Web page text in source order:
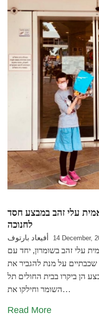
עלי זהב במבצע חסד
לחנוכה
أفيعاد بارتوف 14 December,
עלי זהב בשומרון, יחד עם
שכבתיים על מנת להגביר את
הן ביקרו בבית החולים תל
השומר וחילקו את…
Read More